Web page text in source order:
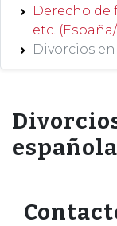
Derecho de
etc.
Divorcios